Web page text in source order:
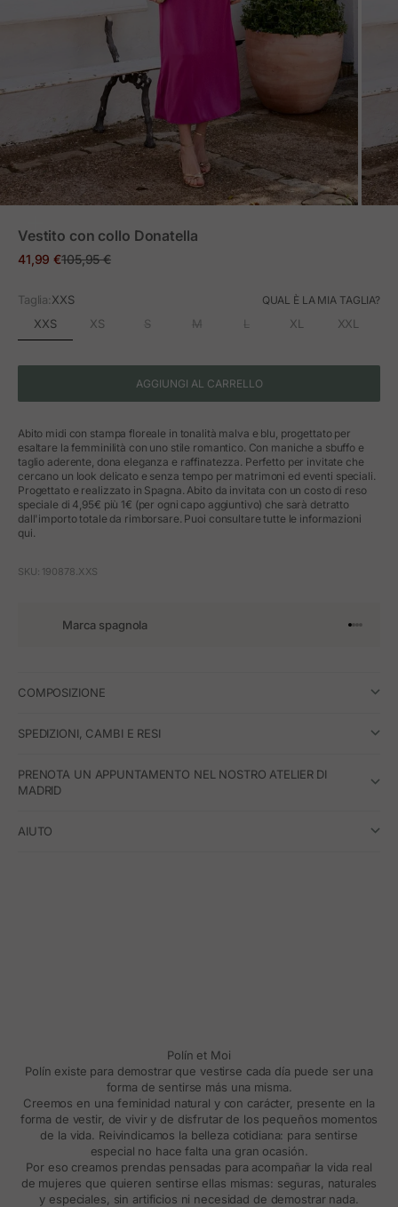
Vestito con collo Donatella
Prezzo in offerta
41,99 €Prezzo normale
105,95 €
Taglia:XXS QUAL È LA MIA TAGLIA?
XXS XS S M L XL XXL
AGGIUNGI AL CARRELLO
Abito midi con stampa floreale in tonalità malva e blu, progettato per
esaltare la femminilità con uno stile romantico. Con maniche a sbuffo e
taglio aderente, dona eleganza e raffinatezza. Perfetto per invitate che
cercano un look delicato e senza tempo per matrimoni ed eventi speciali.
Progettato e realizzato in Spagna. Abito da invitata con un costo di reso
speciale di 4,95€ più 1€ (per ogni capo aggiuntivo) che sarà detratto
dall'importo totale da rimborsare. Puoi consultare tutte le informazioni
qui.
SKU: 190878.XXS
Marca spagnola Vai
Vai
Vai
Vai
COMPOSIZIONE
SPEDIZIONI, CAMBI E RESI
PRENOTA UN APPUNTAMENTO NEL NOSTRO ATELIER DI
MADRID
AIUTO
Polín et Moi
Polín existe para demostrar que vestirse cada día puede ser una
forma de sentirse más una misma.
Creemos en una feminidad natural y con carácter, presente en la
forma de vestir, de vivir y de disfrutar de los pequeños momentos
de la vida. Reivindicamos la belleza cotidiana: para sentirse
especial no hace falta una gran ocasión.
Por eso creamos prendas pensadas para acompañar la vida real
de mujeres que quieren sentirse ellas mismas: seguras, naturales
y especiales, sin artificios ni necesidad de demostrar nada.